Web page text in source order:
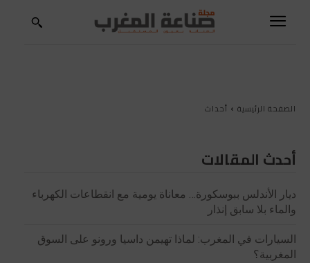
الصفحة الرئيسية أحداث
أحدث المقالات
ديار الأندلس ببوسكورة… معاناة يومية مع انقطاعات الكهرباء
والماء بلا سابق إنذار
السيارات في المغرب: لماذا تهيمن داسيا ورونو على السوق
المغربية؟